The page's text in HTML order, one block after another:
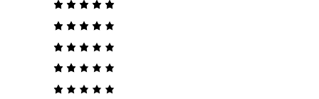
评分
&sol; 5
评分
&sol;
评分
3
l; 5
评
分